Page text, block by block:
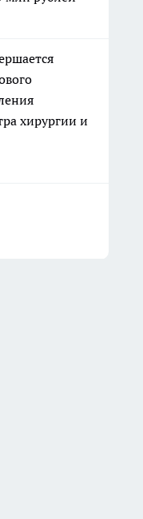
хирургии и